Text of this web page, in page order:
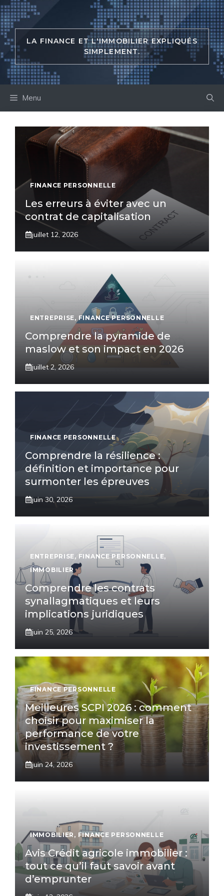
Aller
au
contenu
LA FINANCE ET L'IMMOBILIER EXPLIQUÉS
SIMPLEMENT.
Menu
FINANCE PERSONNELLE
Les erreurs à éviter avec un
contrat de capitalisation
juillet 12, 2026
ENTREPRISE, FINANCE PERSONNELLE
Comprendre la pyramide de
maslow et son impact en 2026
juillet 2, 2026
FINANCE PERSONNELLE
Comprendre la résilience :
définition et importance pour
surmonter les épreuves
juin 30, 2026
ENTREPRISE, FINANCE PERSONNELLE,
IMMOBILIER
Comprendre les contrats
synallagmatiques et leurs
implications juridiques
juin 25, 2026
FINANCE PERSONNELLE
Meilleures SCPI 2026 : comment
choisir pour maximiser la
performance de votre
investissement ?
juin 24, 2026
IMMOBILIER , FINANCE PERSONNELLE
Avis Crédit agricole immobilier :
tout ce qu’il faut savoir avant
d’emprunter